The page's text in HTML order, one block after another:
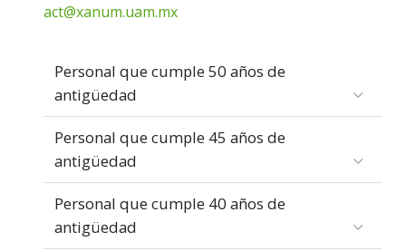
act@xanum.uam.mx
Personal que cumple 50 años de
antigüedad
Personal que cumple 45 años de
antigüedad
Personal que cumple 40 años de
antigüedad